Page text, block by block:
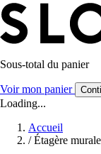
Sous-total du panier
Voir mon panier
Loading...
Accueil
/ Étagère